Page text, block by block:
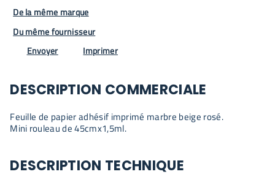
De la même marque
Du même fournisseur
Envoyer
Imprimer
DESCRIPTION COMMERCIALE
Feuille de papier adhésif imprimé marbre beige rosé.
Mini rouleau de 45cmx1,5ml.
DESCRIPTION TECHNIQUE